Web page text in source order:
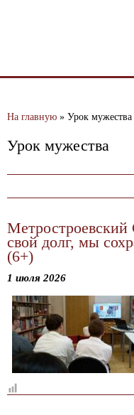
На главную » Урок мужества
Урок мужества
свой долг, мы
(6+)
1 июля 2026